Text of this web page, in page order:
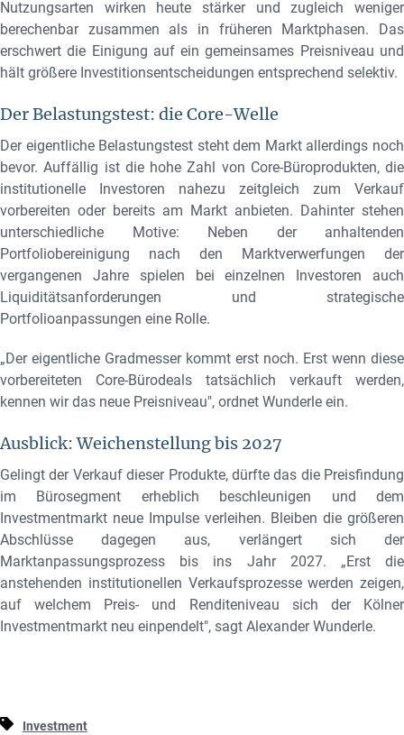
Nutzungsarten wirken heute stärker und zugleich weniger
berechenbar zusammen als in früheren Marktphasen. Das
erschwert die Einigung auf ein gemeinsames Preisniveau und
hält größere Investitionsentscheidungen entsprechend selektiv.
Der Belastungstest: die Core-Welle
Der eigentliche Belastungstest steht dem Markt allerdings noch
bevor. Auffällig ist die hohe Zahl von Core-Büroprodukten, die
institutionelle Investoren nahezu zeitgleich zum Verkauf
vorbereiten oder bereits am Markt anbieten. Dahinter stehen
unterschiedliche Motive: Neben der anhaltenden
Portfoliobereinigung nach den Marktverwerfungen der
vergangenen Jahre spielen bei einzelnen Investoren auch
Liquiditätsanforderungen und strategische
Portfolioanpassungen eine Rolle.
„Der eigentliche Gradmesser kommt erst noch. Erst wenn diese
vorbereiteten Core-Bürodeals tatsächlich verkauft werden,
kennen wir das neue Preisniveau", ordnet Wunderle ein.
Ausblick: Weichenstellung bis 2027
Gelingt der Verkauf dieser Produkte, dürfte das die Preisfindung
im Bürosegment erheblich beschleunigen und dem
Investmentmarkt neue Impulse verleihen. Bleiben die größeren
Abschlüsse dagegen aus, verlängert sich der
Marktanpassungsprozess bis ins Jahr 2027. „Erst die
anstehenden institutionellen Verkaufsprozesse werden zeigen,
auf welchem Preis- und Renditeniveau sich der Kölner
Investmentmarkt neu einpendelt", sagt Alexander Wunderle.
Investment